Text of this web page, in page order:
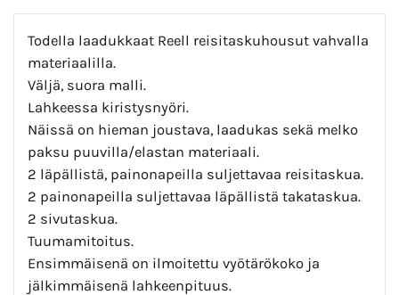
Todella laadukkaat Reell reisitaskuhousut vahvalla
materiaalilla.
Väljä, suora malli.
Lahkeessa kiristysnyöri.
Näissä on hieman joustava, laadukas sekä melko
paksu puuvilla/elastan materiaali.
2 läpällistä, painonapeilla suljettavaa reisitaskua.
2 painonapeilla suljettavaa läpällistä takataskua.
2 sivutaskua.
Tuumamitoitus.
Ensimmäisenä on ilmoitettu vyötärökoko ja
jälkimmäisenä lahkeenpituus.